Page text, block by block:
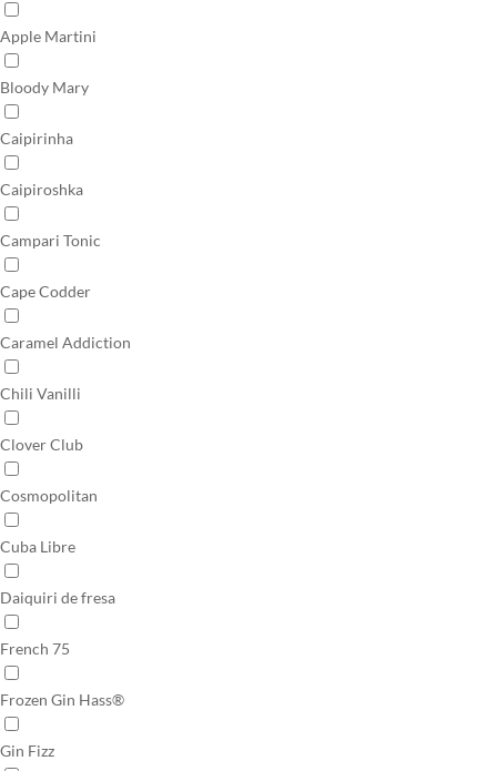
Apple Martini
Bloody Mary
Caipirinha
Caipiroshka
Campari Tonic
Cape Codder
Caramel Addiction
Chili Vanilli
Clover Club
Cosmopolitan
Cuba Libre
Daiquiri de fresa
French 75
Frozen Gin Hass®
Gin Fizz